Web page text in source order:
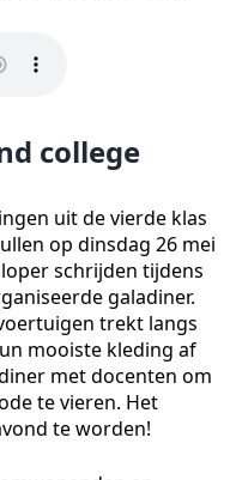
college
uit de vierde klas
op dinsdag 26 mei
schrijden tijdens
galadiner.
trekt langs
mooiste kleding af
met docenten om
te vieren. Het
te worden!